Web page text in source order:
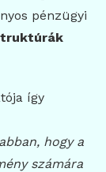
pénzügyi
így
hogy a
számára